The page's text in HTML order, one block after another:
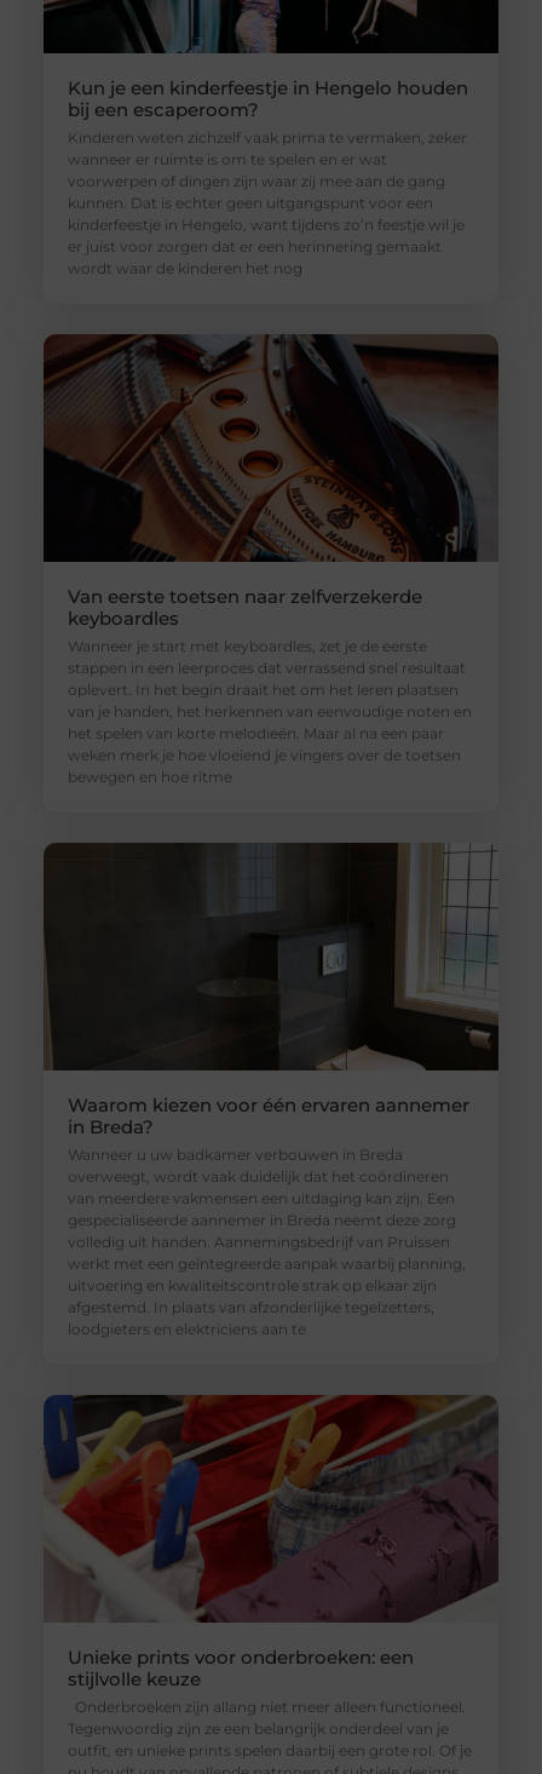
Kun je een kinderfeestje in Hengelo houden
bij een escaperoom?
Kinderen weten zichzelf vaak prima te vermaken, zeker
wanneer er ruimte is om te spelen en er wat
voorwerpen of dingen zijn waar zij mee aan de gang
kunnen. Dat is echter geen uitgangspunt voor een
kinderfeestje in Hengelo, want tijdens zo’n feestje wil je
er juist voor zorgen dat er een herinnering gemaakt
wordt waar de kinderen het nog
Van eerste toetsen naar zelfverzekerde
keyboardles
Wanneer je start met keyboardles, zet je de eerste
stappen in een leerproces dat verrassend snel resultaat
oplevert. In het begin draait het om het leren plaatsen
van je handen, het herkennen van eenvoudige noten en
het spelen van korte melodieën. Maar al na een paar
weken merk je hoe vloeiend je vingers over de toetsen
bewegen en hoe ritme
Waarom kiezen voor één ervaren aannemer
in Breda?
Wanneer u uw badkamer verbouwen in Breda
overweegt, wordt vaak duidelijk dat het coördineren
van meerdere vakmensen een uitdaging kan zijn. Een
gespecialiseerde aannemer in Breda neemt deze zorg
volledig uit handen. Aannemingsbedrijf van Pruissen
werkt met een geïntegreerde aanpak waarbij planning,
uitvoering en kwaliteitscontrole strak op elkaar zijn
afgestemd. In plaats van afzonderlijke tegelzetters,
loodgieters en elektriciens aan te
Unieke prints voor onderbroeken: een
stijlvolle keuze
Onderbroeken zijn allang niet meer alleen functioneel.
Tegenwoordig zijn ze een belangrijk onderdeel van je
outfit, en unieke prints spelen daarbij een grote rol. Of je